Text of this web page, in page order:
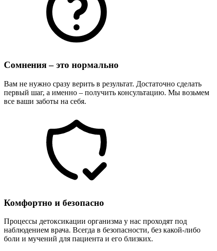
Сомнения – это нормально
Вам не нужно сразу верить в результат. Достаточно сделать
первый шаг, а именно – получить консультацию. Мы возьмем
все ваши заботы на себя.
Комфортно и безопасно
Процессы детоксикации организма у нас проходят под
наблюдением врача. Всегда в безопасности, без какой-либо
боли и мучений для пациента и его близких.